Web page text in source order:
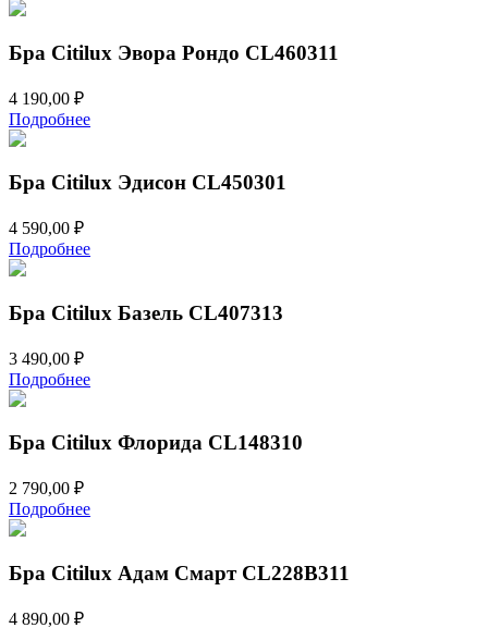
Бра Citilux Эвора Рондо CL460311
4 190,00 ₽
Подробнее
Бра Citilux Эдисон CL450301
4 590,00 ₽
Подробнее
Бра Citilux Базель CL407313
3 490,00 ₽
Подробнее
Бра Citilux Флорида CL148310
2 790,00 ₽
Подробнее
Бра Citilux Адам Смарт CL228B311
4 890,00 ₽